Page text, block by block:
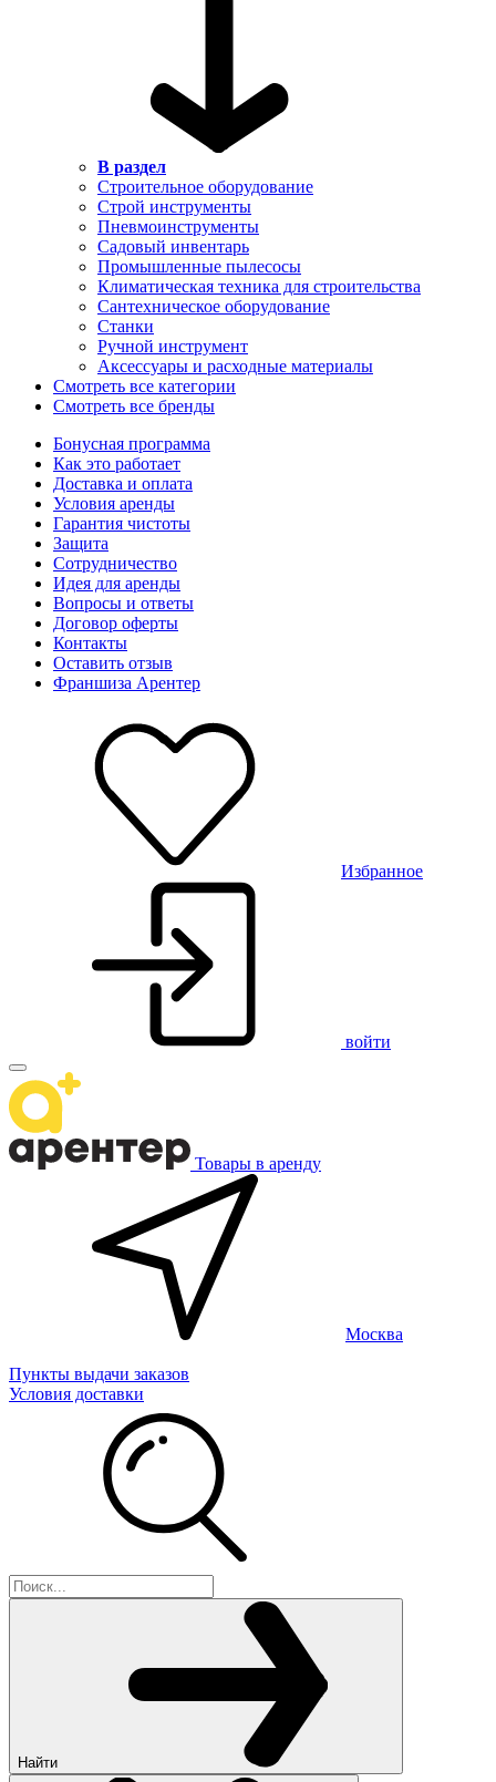
В раздел
Строительное оборудование
Строй инструменты
Пневмоинструменты
Садовый инвентарь
Промышленные пылесосы
Климатическая техника для строительства
Сантехническое оборудование
Станки
Ручной инструмент
Аксессуары и расходные материалы
Смотреть все категории
Смотреть все бренды
Бонусная программа
Как это работает
Доставка и оплата
Условия аренды
Гарантия чистоты
Защита
Сотрудничество
Идея для аренды
Вопросы и ответы
Договор оферты
Контакты
Оставить отзыв
Франшиза Арентер
Избранное
войти
Товары в аренду
Москва
Пункты выдачи заказов
Условия доставки
Найти